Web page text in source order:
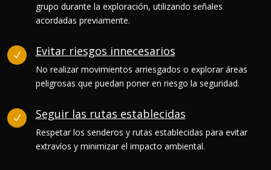
grupo durante la exploración, utilizando señales
acordadas previamente.
N Evitar riesgos innecesarios
No realizar movimientos arriesgados o explorar áreas
peligrosas que puedan poner en riesgo la seguridad.
N Seguir las rutas establecidas
Respetar los senderos y rutas establecidas para evitar
extravíos y minimizar el impacto ambiental.